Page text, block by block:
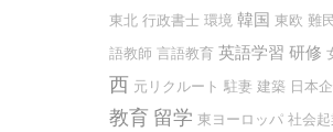
東北 行政書士 環境 韓国 東欧 難
語教師 言語教育 英語学習 研修
西 元リクルート 駐妻 建築 日本
教育 留学 東ヨーロッパ 社会